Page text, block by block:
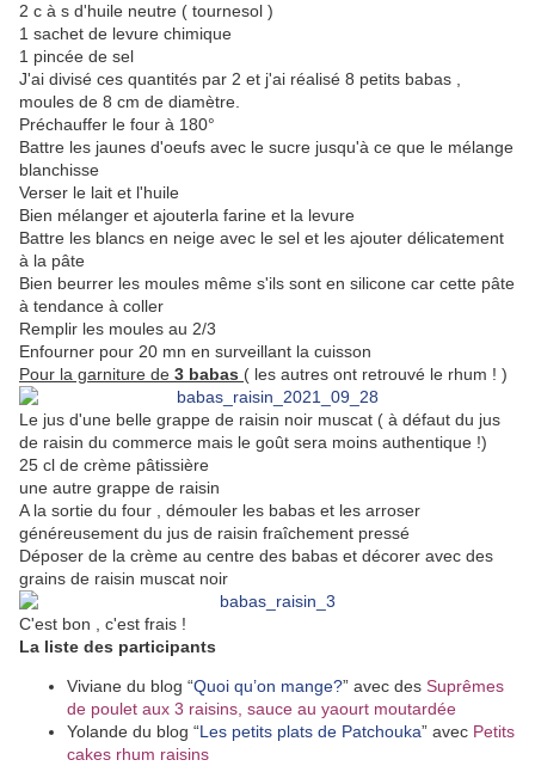
2 c à s d'huile neutre ( tournesol )
1 sachet de levure chimique
1 pincée de sel
J'ai divisé ces quantités par 2 et j'ai réalisé 8 petits babas ,
moules de 8 cm de diamètre.
Préchauffer le four à 180°
Battre les jaunes d'oeufs avec le sucre jusqu'à ce que le mélange
blanchisse
Verser le lait et l'huile
Bien mélanger et ajouterla farine et la levure
Battre les blancs en neige avec le sel et les ajouter délicatement
à la pâte
Bien beurrer les moules même s'ils sont en silicone car cette pâte
à tendance à coller
Remplir les moules au 2/3
Enfourner pour 20 mn en surveillant la cuisson
Pour la garniture de 3 babas ( les autres ont retrouvé le rhum ! )
Le jus d'une belle grappe de raisin noir muscat ( à défaut du jus
de raisin du commerce mais le goût sera moins authentique !)
25 cl de crème pâtissière
une autre grappe de raisin
A la sortie du four , démouler les babas et les arroser
généreusement du jus de raisin fraîchement pressé
Déposer de la crème au centre des babas et décorer avec des
grains de raisin muscat noir
C'est bon , c'est frais !
La liste des participants
Viviane du blog “Quoi qu’on mange?” avec des Suprêmes
de poulet aux 3 raisins, sauce au yaourt moutardée
Yolande du blog “Les petits plats de Patchouka” avec Petits
cakes rhum raisins